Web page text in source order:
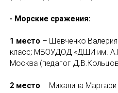
- Морские сражения:
1 место – Шевченко Валерия
класс; МБОУДОД «ДШИ им.
Москва (педагог
2 место – Михалина